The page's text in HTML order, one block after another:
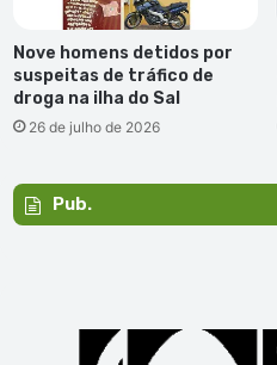
Nove homens detidos por
suspeitas de tráfico de
droga na ilha do Sal
26 de julho de 2026
Pub.